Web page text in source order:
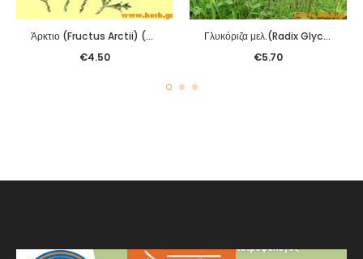
Άρκτιο (Fructus Arctii) (Niu Bang Zi) 100γρ.
€4.50
Γλυκόριζα μελ.(Radix Glycyrrhizae) (Gan Cao) 100γρ.
€5.70